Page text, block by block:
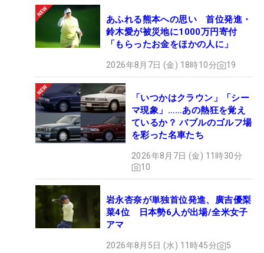
あふれる熊本への思い 首位発進・
鈴木愛が被災地に1000万円寄付
「もらったお金をほかの人に」
2026年8月7日 (金) 18時10分 19
「いつかはクラウン」「シー
マ現象」……あの熱狂を覚え
ているか？ バブルのゴルフ場
を彩った名車たち
2026年8月7日 (金) 11時30分
10
岩永杏奈が単独首位発進、廣吉優梨
菜4位 日本勢6人が出場/全米女子
アマ
2026年8月5日 (水) 11時45分 5